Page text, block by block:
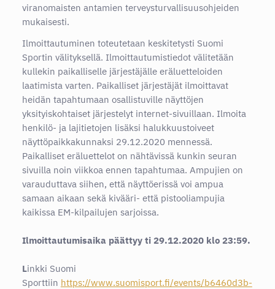
viranomaisten antamien terveysturvallisuusohjeiden
mukaisesti.
Ilmoittautuminen toteutetaan keskitetysti Suomi
Sportin välityksellä. Ilmoittautumistiedot välitetään
kullekin paikalliselle järjestäjälle eräluetteloiden
laatimista varten. Paikalliset järjestäjät ilmoittavat
heidän tapahtumaan osallistuville näyttöjen
yksityiskohtaiset järjestelyt internet-sivuillaan. Ilmoita
henkilö- ja lajitietojen lisäksi halukkuustoiveet
näyttöpaikkakunnaksi 29.12.2020 mennessä.
Paikalliset eräluettelot on nähtävissä kunkin seuran
sivuilla noin viikkoa ennen tapahtumaa. Ampujien on
varauduttava siihen, että näyttöerissä voi ampua
samaan aikaan sekä kivääri- että pistooliampujia
kaikissa EM-kilpailujen sarjoissa.
Ilmoittautumisaika päättyy ti 29.12.2020 klo 23:59.
Linkki Suomi
Sporttiin https://www.suomisport.fi/events/b6460d3b-